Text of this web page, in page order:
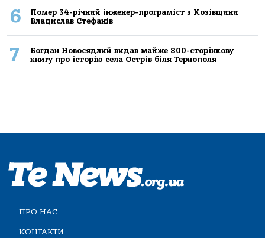
6
Помер 34-річний інженер-програміст з Козівщини
Владислав Стефанів
7
Богдан Новосядлий видав майже 800-сторінкову
книгу про історію села Острів біля Тернополя
ПРО НАС
КОНТАКТИ